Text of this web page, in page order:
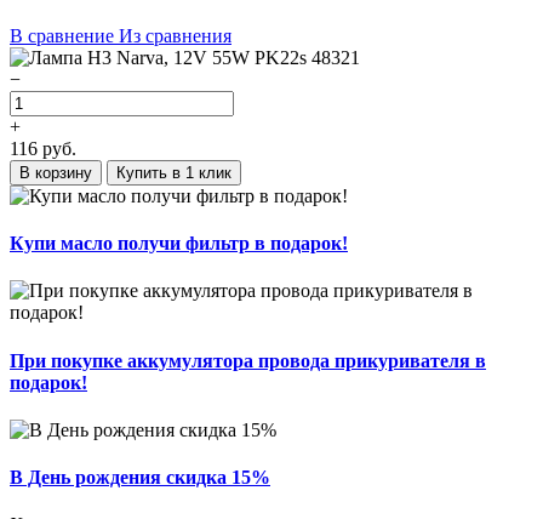
В сравнение Из сравнения
−
+
116 руб.
В корзину Купить в 1 клик
Купи масло получи фильтр в подарок!
При покупке аккумулятора провода прикуривателя в
подарок!
В День рождения скидка 15%